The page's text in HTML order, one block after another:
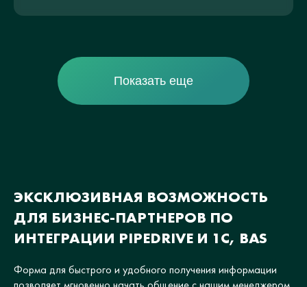
Показать еще
ЭКСКЛЮЗИВНАЯ ВОЗМОЖНОСТЬ
ДЛЯ БИЗНЕС-ПАРТНЕРОВ ПО
ИНТЕГРАЦИИ PIPEDRIVE И 1С, BAS
Форма для быстрого и удобного получения информации